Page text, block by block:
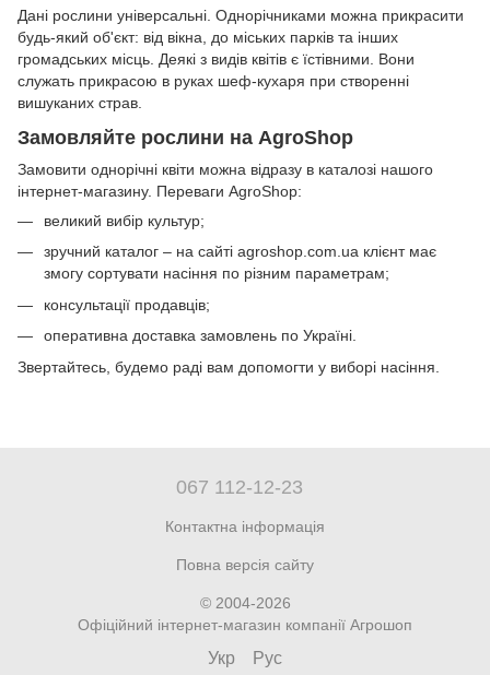
Дані рослини універсальні. Однорічниками можна прикрасити
будь-який об'єкт: від вікна, до міських парків та інших
громадських місць. Деякі з видів квітів є їстівними. Вони
служать прикрасою в руках шеф-кухаря при створенні
вишуканих страв.
Замовляйте рослини на AgroShop
Замовити однорічні квіти можна відразу в каталозі нашого
інтернет-магазину. Переваги AgroShop:
великий вибір культур;
зручний каталог – на сайті agroshop.com.ua клієнт має
змогу сортувати насіння по різним параметрам;
консультації продавців;
оперативна доставка замовлень по Україні.
Звертайтесь, будемо раді вам допомогти у виборі насіння.
067 112-12-23
Контактна інформація
Повна версія сайту
© 2004-2026
Офіційний інтернет-магазин компанії Агрошоп
Укр Рус